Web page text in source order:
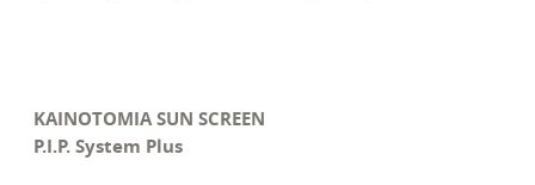
ΚΑΙΝΟΤΟΜΙΑ SUN SCREEN
P.I.P. System Plus